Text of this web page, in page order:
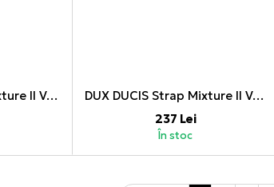
DUX DUCIS Strap Mixture II Version Apple Watch 42MM/44MM/45MM, Camo
DUX DUCIS Strap Mixture II Version Apple Watch 42MM/44MM/45MM, Black
237 Lei
În stoc